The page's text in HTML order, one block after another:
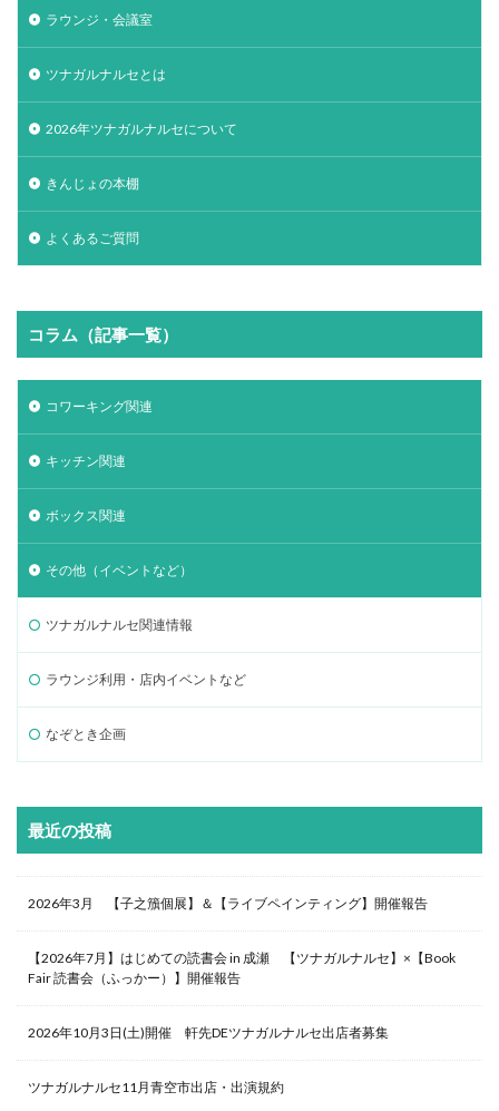
ラウンジ・会議室
ツナガルナルセとは
2026年ツナガルナルセについて
きんじょの本棚
よくあるご質問
コラム（記事一覧）
コワーキング関連
キッチン関連
ボックス関連
その他（イベントなど）
ツナガルナルセ関連情報
ラウンジ利用・店内イベントなど
なぞとき企画
最近の投稿
2026年3月 【子之籏個展】＆【ライブペインティング】開催報告
【2026年7月】はじめての読書会 in 成瀬 【ツナガルナルセ】×【Book
Fair 読書会（ふっかー）】開催報告
2026年10月3日(土)開催 軒先DEツナガルナルセ出店者募集
ツナガルナルセ11月青空市出店・出演規約